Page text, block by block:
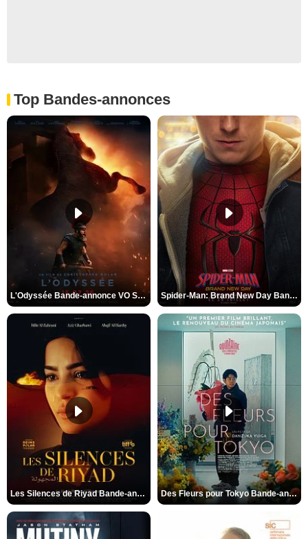
Top Bandes-annonces
L'Odyssée Bande-annonce VO STFR Spider-Man: Brand New Day Bande-annonce VO STFR
Les Silences de Riyad Bande-annonce VO STFR Des Fleurs pour Tokyo Bande-annonce VO STFR